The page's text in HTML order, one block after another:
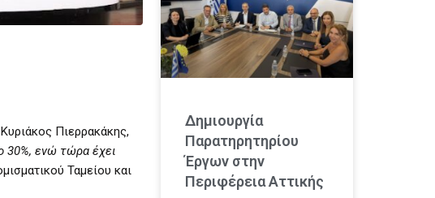
Πιερρακάκης,
30%, ενώ τώρα έχει
Ταμείου και
Δημιουργία
Παρατηρητηρίου
Έργων στην
Περιφέρεια Αττικής